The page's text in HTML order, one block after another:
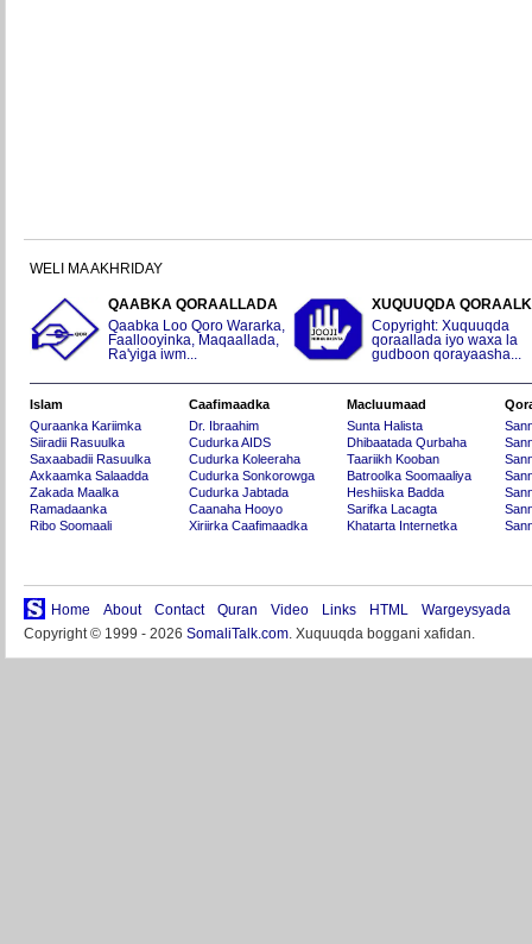
WELI MA AKHRIDAY
QAABKA QORAALLADA
Qaabka Loo Qoro Wararka,
Faallooyinka, Maqaallada,
Ra'yiga iwm...
XUQUUQDA
Copyright: Xuquuqda
qoraallada iyo waxa la
gudboon qorayaasha...
Islam
Quraanka Kariimka
Siiradii Rasuulka
Saxaabadii Rasuulka
Axkaamka Salaadda
Zakada Maalka
Ramadaanka
Ribo Soomaali
Caafimaadka
Dr. Ibraahim
Cudurka AIDS
Cudurka Koleeraha
Cudurka Sonkorowga
Cudurka Jabtada
Caanaha Hooyo
Xiriirka Caafimaadka
Macluumaad
Sunta Halista
Dhibaatada Qurbaha
Taariikh Kooban
Batroolka Soomaaliya
Heshiiska Badda
Sarifka Lacagta
Khatarta Internetka
Home About Contact Quran Video Links HTML
Wargeysyada
Copyright © 1999 - 2026 SomaliTalk.com. Xuquuqda boggani xafidan.